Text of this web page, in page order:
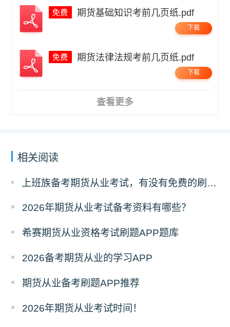
期货基础知识考前几页纸.pdf
下载
期货法律法规考前几页纸.pdf
下载
查看更多
相关阅读
上班族备考期货从业考试，有没有免费的刷题 APP 可以推荐？
2026年期货从业考试备考资料有哪些？
希赛期货从业资格考试刷题APP题库
2026备考期货从业的学习APP
期货从业备考刷题APP推荐
2026年期货从业考试时间！